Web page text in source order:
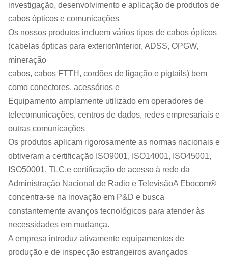
investigação, desenvolvimento e aplicação de produtos de
cabos ópticos e comunicações
Os nossos produtos incluem vários tipos de cabos ópticos
(cabelas ópticas para exterior/interior, ADSS, OPGW,
mineração
cabos, cabos FTTH, cordões de ligação e pigtails) bem
como conectores, acessórios e
Equipamento amplamente utilizado em operadores de
telecomunicações, centros de dados, redes empresariais e
outras comunicações
Os produtos aplicam rigorosamente as normas nacionais e
obtiveram a certificação ISO9001, ISO14001, ISO45001,
ISO50001, TLC,e certificação de acesso à rede da
Administração Nacional de Radio e TelevisãoA Ebocom®
concentra-se na inovação em P&D e busca
constantemente avanços tecnológicos para atender às
necessidades em mudança.
A empresa introduz ativamente equipamentos de
produção e de inspecção estrangeiros avançados